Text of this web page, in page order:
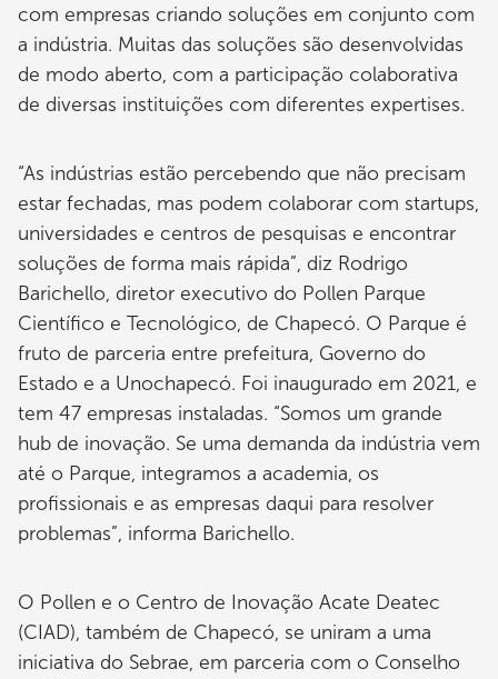
com empresas criando soluções em conjunto com
a indústria. Muitas das soluções são desenvolvidas
de modo aberto, com a participação colaborativa
de diversas instituições com diferentes expertises.
“As indústrias estão percebendo que não precisam
estar fechadas, mas podem colaborar com startups,
universidades e centros de pesquisas e encontrar
soluções de forma mais rápida”, diz Rodrigo
Barichello, diretor executivo do Pollen Parque
Científico e Tecnológico, de Chapecó. O Parque é
fruto de parceria entre prefeitura, Governo do
Estado e a Unochapecó. Foi inaugurado em 2021, e
tem 47 empresas instaladas. “Somos um grande
hub de inovação. Se uma demanda da indústria vem
até o Parque, integramos a academia, os
profissionais e as empresas daqui para resolver
problemas”, informa Barichello.
O Pollen e o Centro de Inovação Acate Deatec
(CIAD), também de Chapecó, se uniram a uma
iniciativa do Sebrae, em parceria com o Conselho